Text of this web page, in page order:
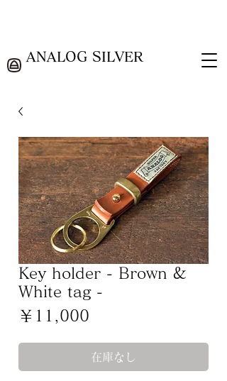
ANALOG SILVER
Key holder - Brown &
White tag -
￥11,000
在庫なし